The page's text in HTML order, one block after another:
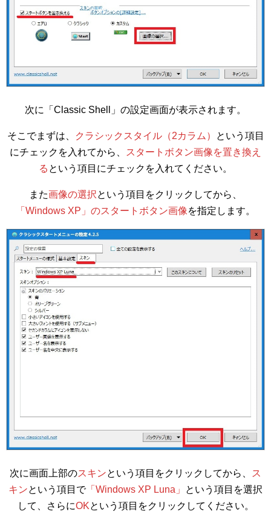
次に「Classic Shell」の設定画面が表示されます。
そこでまずは、 クラシックスタイル（2カラム）
という項目
にチェックを入れてから、
スタートボタン画像を置き換え
る という項目にチェックを入れてください。
また画像の選択という項目をクリックしてから、
「Windows XP」のスタートボタン画像を指定します。
次に画面上部のスキンという項目をクリックしてから、
ス
キンという項目で「Windows XP Luna」
という項目を選択
して、さらにOKという項目をクリックしてください。